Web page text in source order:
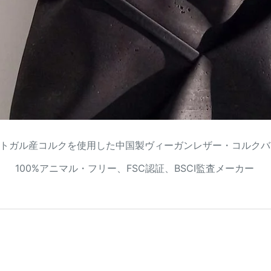
ガル産コルクを使用した中国製ヴィーガンレザー・コルク
100%アニマル・フリー、FSC認証、BSCI監査メーカー